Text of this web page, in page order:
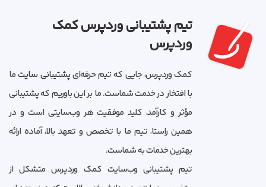
تیم پشتیبانی وردپرس کمک
وردپرس
کمک وردپرس، جایی که تیم حرفه‌ایپشتیبانی سایتما
با افتخار در خدمت شماست. ما بر این باوریم که پشتیبانی
مؤثر و کارآمد، کلید موفقیت هر وب‌سایتی است و در
همین راستا، تیم ما با تخصص و تعهد بالا، آماده ارائه
بهترین خدمات به شماست.
تیم پشتیبانی وب‌سایت کمک وردپرس متشکل از